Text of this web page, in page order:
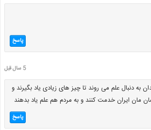
پاسخ
5 سال قبل
به دنبال علم می روند تا چیز های زیادی یاد بگیرند و
مان ایران خدمت کنند و به مردم هم علم یاد بدهند
پاسخ